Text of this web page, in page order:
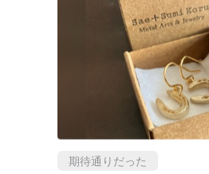
期待通りだった